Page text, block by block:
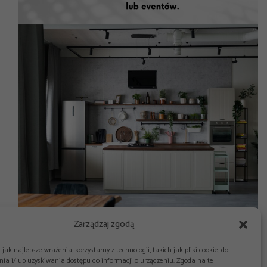
Zarządzaj zgodą
jak najlepsze wrażenia, korzystamy z technologii, takich jak pliki cookie, do
i/lub uzyskiwania dostępu do informacji o urządzeniu. Zgoda na te